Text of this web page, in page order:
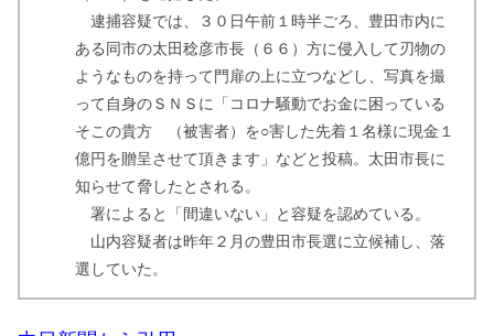
逮捕容疑では、３０日午前１時半ごろ、豊田市内に
ある同市の太田稔彦市長（６６）方に侵入して刃物の
ようなものを持って門扉の上に立つなどし、写真を撮
って自身のＳＮＳに「コロナ騒動でお金に困っている
そこの貴方 （被害者）を○害した先着１名様に現金１
億円を贈呈させて頂きます」などと投稿。太田市長に
知らせて脅したとされる。
署によると「間違いない」と容疑を認めている。
山内容疑者は昨年２月の豊田市長選に立候補し、落
選していた。